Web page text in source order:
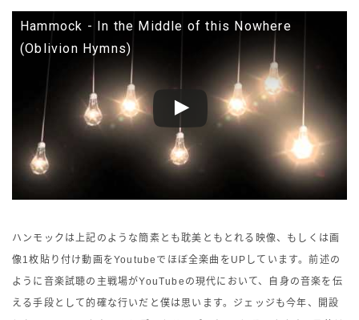
Hammock - In the Middle of this Nowhere
(Oblivion Hymns)
ハンモックは上記のような簡素とも耽美ともとれる映像、もしくは画
像1枚貼り付け動画をYoutubeでほぼ全楽曲をUPしています。前述の
ように音楽試聴の主戦場がYouTubeの現代において、自身の音楽を伝
える手段として的確な行いだと僕は思います。ジェッジも今年、開設